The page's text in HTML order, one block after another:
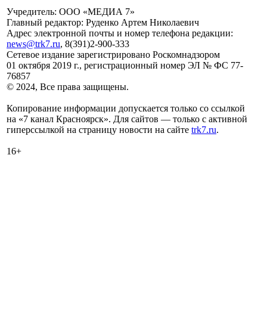
Учредитель: ООО «МЕДИА 7»
Главный редактор: Руденко Артем Николаевич
Адрес электронной почты и номер телефона редакции:
news@trk7.ru, 8(391)2-900-333
Сетевое издание зарегистрировано Роскомнадзором
01 октября 2019 г., регистрационный номер ЭЛ № ФС 77-
76857
© 2024, Все права защищены.
Копирование информации допускается только со ссылкой
на «7 канал Красноярск». Для сайтов — только с активной
гиперссылкой на страницу новости на сайте trk7.ru.
16+